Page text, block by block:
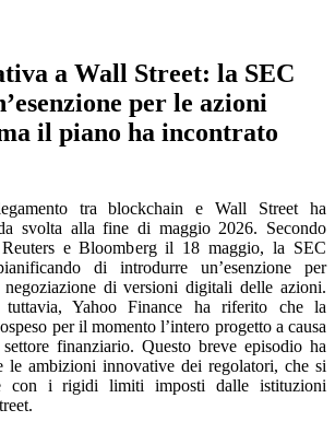
a Wall Street: la SEC
per le azioni
il piano ha incontrato
tra blockchain e Wall Street ha
svolta alla fine di maggio 2026. Secondo
e Bloomberg il 18 maggio, la SEC
di introdurre un’esenzione per
di versioni digitali delle azioni.
Yahoo Finance ha riferito che la
per il momento l’intero progetto a causa
finanziario. Questo breve episodio ha
le ambizioni innovative dei regolatori, che si
con i rigidi limiti imposti dalle istituzioni